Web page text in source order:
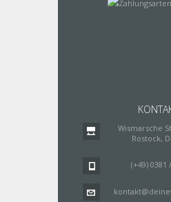
Wismarsche
Rostock,
(+49) 0381